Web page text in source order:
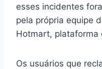
esses incidentes
pela própria equipe
Hotmart, plataforma
Os usuários que